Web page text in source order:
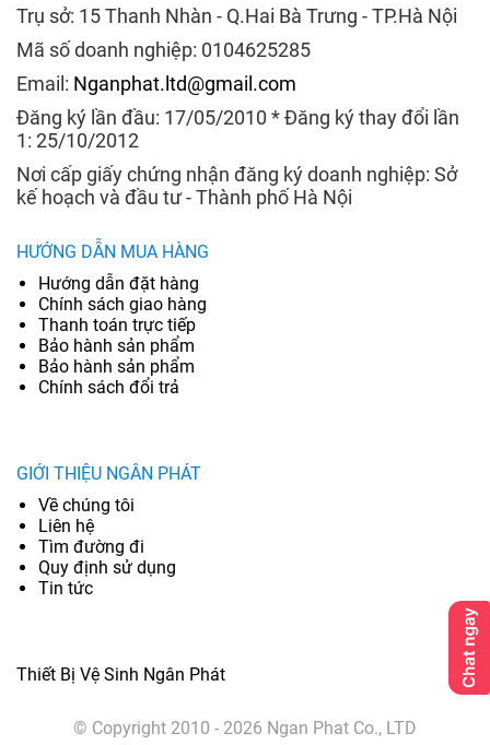
Trụ sở: 15 Thanh Nhàn - Q.Hai Bà Trưng - TP.Hà Nội
Mã số doanh nghiệp: 0104625285
Email: Nganphat.ltd@gmail.com
Đăng ký lần đầu: 17/05/2010 * Đăng ký thay đổi lần
1: 25/10/2012
Nơi cấp giấy chứng nhận đăng ký doanh nghiệp: Sở
kế hoạch và đầu tư - Thành phố Hà Nội
HƯỚNG DẪN MUA HÀNG
Hướng dẫn đặt hàng
Chính sách giao hàng
Thanh toán trực tiếp
Bảo hành sản phẩm
Bảo hành sản phẩm
Chính sách đổi trả
GIỚI THIỆU NGÂN PHÁT
Về chúng tôi
Liên hệ
Tìm đường đi
Quy định sử dụng
Tin tức
Thiết Bị Vệ Sinh Ngân Phát
© Copyright 2010 - 2026 Ngan Phat Co., LTD